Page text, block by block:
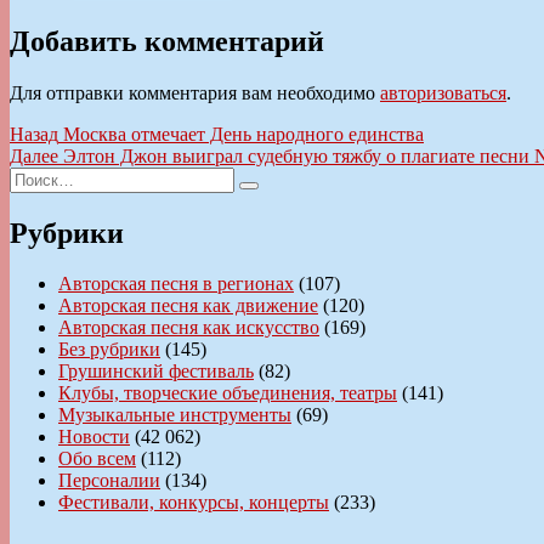
Добавить комментарий
Для отправки комментария вам необходимо авторизоваться.
Навигация
по
записям
Назад Предыдущая
запись:
Москва отмечает День народного единства
Далее Следующая
Элтон Джон выиграл судебную тяжбу о плагиате песни
Искать:
Поиск
Рубрики
Авторская песня в регионах (107)
Авторская песня как движение (120)
Авторская песня как искусство (169)
Без рубрики (145)
Грушинский фестиваль (82)
Клубы, творческие объединения, театры (141)
Музыкальные инструменты (69)
Новости (42 062)
Обо всем (112)
Персоналии (134)
Фестивали, конкурсы, концерты (233)